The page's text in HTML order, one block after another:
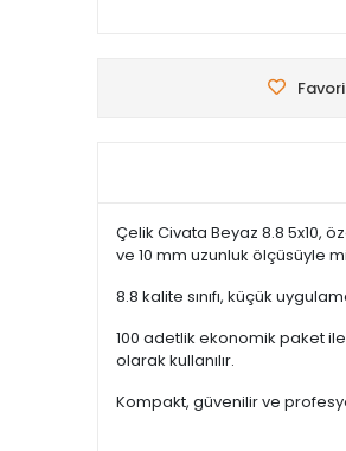
Çelik Civata Beyaz 8.8 5x10,
ve 10 mm uzunluk ölçüsüyle
8.8 kalite sınıfı, küçük
100 adetlik ekonomik paket
olarak kullanılır.
Kompakt, güvenilir ve